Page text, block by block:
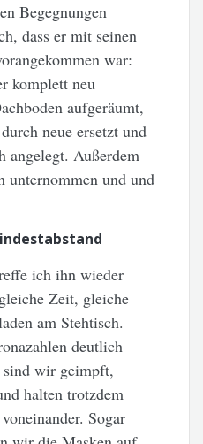
Begegnungen
dass er mit seinen
war:
komplett neu
aufgeräumt,
neue ersetzt und
angelegt. Außerdem
unternommen und und
ich ihn wieder
Zeit, gleiche
am Stehtisch.
deutlich
sind wir geimpft,
halten trotzdem
Sogar